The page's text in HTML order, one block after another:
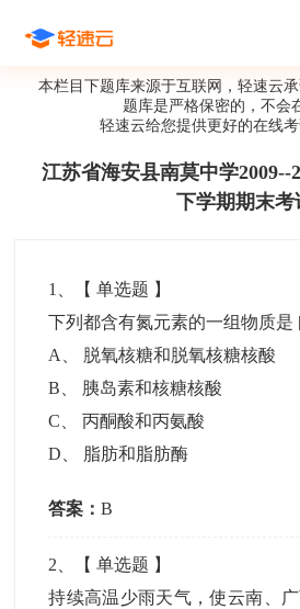
本栏目下题库来源于互联网，轻速云
题库是严格保密的，不会
轻速云给您提供更好的在线
江苏省海安县南莫中学2009--
下学期期末考
1 、【单选题 】
下列都含有氮元素的一组物质是
A
脱氧核糖和脱氧核糖核酸
B
胰岛素和核糖核酸
C 、丙酮酸和丙氨酸
D
脂肪和脂肪酶
答案：B
2 、【单选题 】
持续高温少雨天气，使云南、广